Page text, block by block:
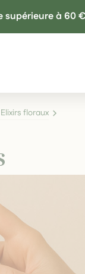
supérieure à 60 €
floraux